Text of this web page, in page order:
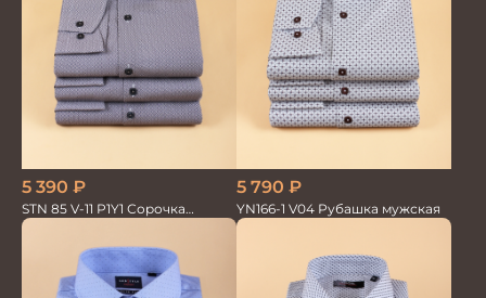
5 390 ₽
STN 85 V-11 P1Y1 Сорочка
мужская
5 790 ₽
YN166-1 V04 Рубашка мужская